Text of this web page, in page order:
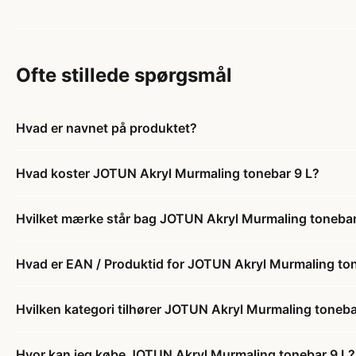
Ofte stillede spørgsmål
Hvad er navnet på produktet?
Hvad koster JOTUN Akryl Murmaling tonebar 9 L?
Hvilket mærke står bag JOTUN Akryl Murmaling
Hvad er EAN / Produktid for JOTUN Akryl Murmaling
Hvilken kategori tilhører JOTUN Akryl Murmaling